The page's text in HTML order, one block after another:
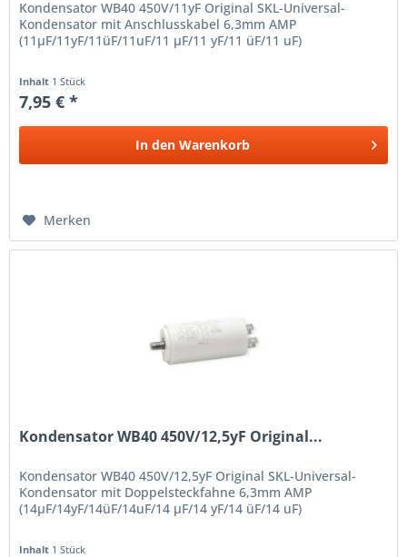
Kondensator WB40 450V/11yF Original SKL-Universal-
Kondensator mit Anschlusskabel 6,3mm AMP
(11µF/11yF/11üF/11uF/11 µF/11 yF/11 üF/11 uF)
Inhalt 1 Stück
7,95 € *
In den Warenkorb
Merken
Kondensator WB40 450V/12,5yF Original...
Kondensator WB40 450V/12,5yF Original SKL-Universal-
Kondensator mit Doppelsteckfahne 6,3mm AMP
(14µF/14yF/14üF/14uF/14 µF/14 yF/14 üF/14 uF)
Inhalt 1 Stück